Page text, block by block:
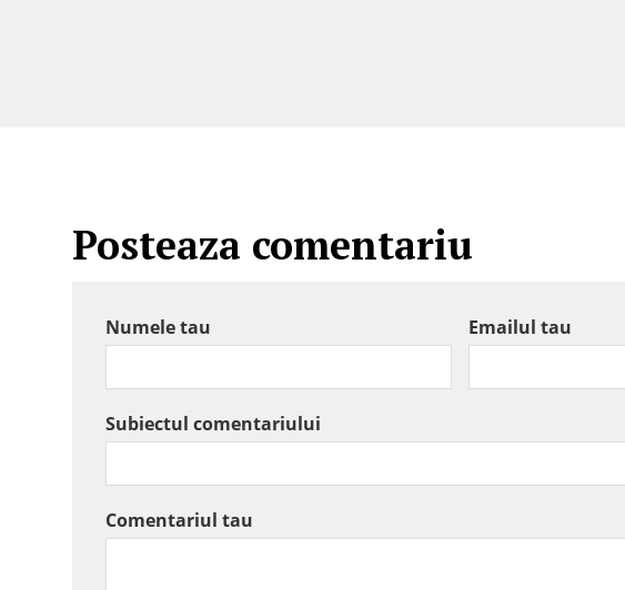
Posteaza comentariu
Numele tau Emailul tau
Subiectul comentariului
Comentariul tau